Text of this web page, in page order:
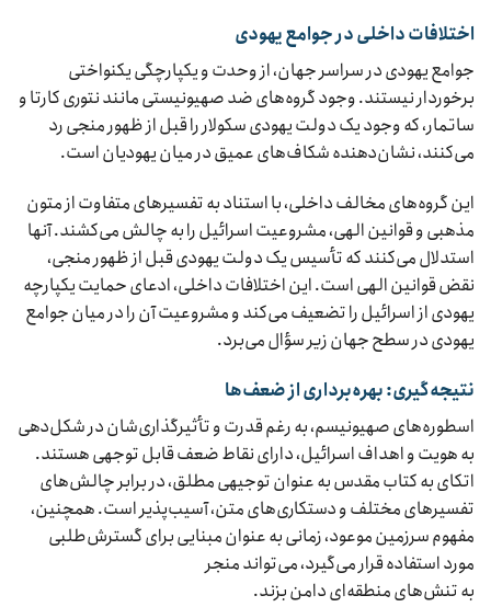
اختلافات داخلی در جوامع یهودی
جوامع یهودی در سراسر جهان، از وحدت و یکپارچگی یکنواختی
برخوردار نیستند. وجود گروه‌های ضد صهیونیستی مانند نتوری کارتا و
ساتمار، که وجود یک دولت یهودی سکولار را قبل از ظهور منجی رد
می‌کنند، نشان‌دهنده شکاف‌های عمیق در میان یهودیان است.
این گروه‌های مخالف داخلی، با استناد به تفسیرهای متفاوت از متون
مذهبی و قوانین الهی، مشروعیت اسرائیل را به چالش می‌کشند. آنها
استدلال می‌کنند که تأسیس یک دولت یهودی قبل از ظهور منجی،
نقض قوانین الهی است. این اختلافات داخلی، ادعای حمایت یکپارچه
یهودی از اسرائیل را تضعیف می‌کند و مشروعیت آن را در میان جوامع
یهودی در سطح جهان زیر سؤال می‌برد.
نتیجه‌گیری: بهره‌برداری از ضعف‌ها
اسطوره‌های صهیونیسم، به رغم قدرت و تأثیرگذاری‌شان در شکل‌دهی
به هویت و اهداف اسرائیل، دارای نقاط ضعف قابل توجهی هستند.
اتکای به کتاب مقدس به عنوان توجیهی مطلق، در برابر چالش‌های
تفسیرهای مختلف و دستکاری‌های متن، آسیب‌پذیر است. همچنین،
مفهوم سرزمین موعود، زمانی به عنوان مبنایی برای گسترش‌طلبی
مورد استفاده قرار می‌گیرد، می‌تواند منجر
به تنش‌های منطقه‌ای دامن بزند.